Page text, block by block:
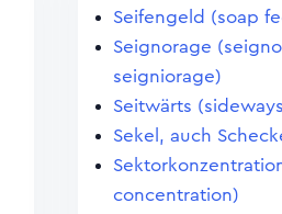
Seifengeld (soap
Seignorage
seigniorage)
Seitwärts
Sekel, auch
concentration)